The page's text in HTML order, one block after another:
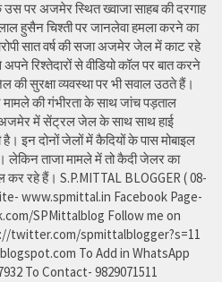
उस पर अजमेर स्थित ख्वाजा साहब की दरगाह
हुसैन चिश्ती पर जानलेवा हमला करने का
सात वर्ष की सजा अजमेर जेल में काट रहे
रिश्तेदारों से वीडियो कॉल पर बात करने
सुरक्षा व्यवस्था पर भी सवाल उठते हैं।
की गंभीरता के साथ जांच पड़ताल
अजमेर में सेंट्रल जेल के साथ साथ हाई
है। इन दोनों जेलों में कैदियों के पास मोबाइल
लेकिन ताजा मामले में तो कैदी जेलर का
कर रहे हैं। S.P.MITTAL BLOGGER ( 08-
www.spmittal.in Facebook Page-
SPMittalblog Follow me on
twitter.com/spmittalblogger?s=11
To Add in WhatsApp
To Contact- 9829071511